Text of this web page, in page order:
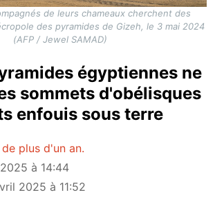
de leurs chameaux cherchent des
des pyramides de Gizeh, le 3 mai 2024
(AFP / Jewel SAMAD)
égyptiennes ne
sommets d'obélisques
enfouis sous terre
plus d'un an.
à 14:44
2025 à 11:52